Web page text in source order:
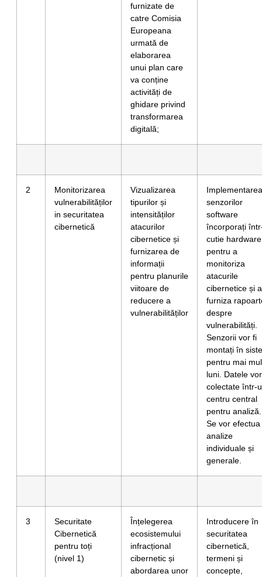
furnizate de
catre Comisia
Europeana
urmată de
elaborarea
unui plan care
va conține
activități de
ghidare privind
transformarea
digitală;
2
Monitorizarea
vulnerabilităților
in securitatea
cibernetică
Vizualizarea
tipurilor și
intensităților
atacurilor
cibernetice și
furnizarea de
informații
pentru planurile
viitoare de
reducere a
vulnerabilităților
Implementarea
senzorilor
software
încorporați
cutie hardware
pentru a
monitoriza
atacurile
cibernetice și a
furniza
despre
vulnerabilități.
Senzorii vor fi
montați în
pentru mai
luni. Datele
colectate într-
centru central
pentru analiză.
Se vor efectua
analize
individuale și
generale.
3
Securitate
Cibernetică
pentru toți
(nivel 1)
Înțelegerea
ecosistemului
infracțional
cibernetic și
abordarea unor
Introducere în
securitatea
cibernetică,
termeni și
concepte,